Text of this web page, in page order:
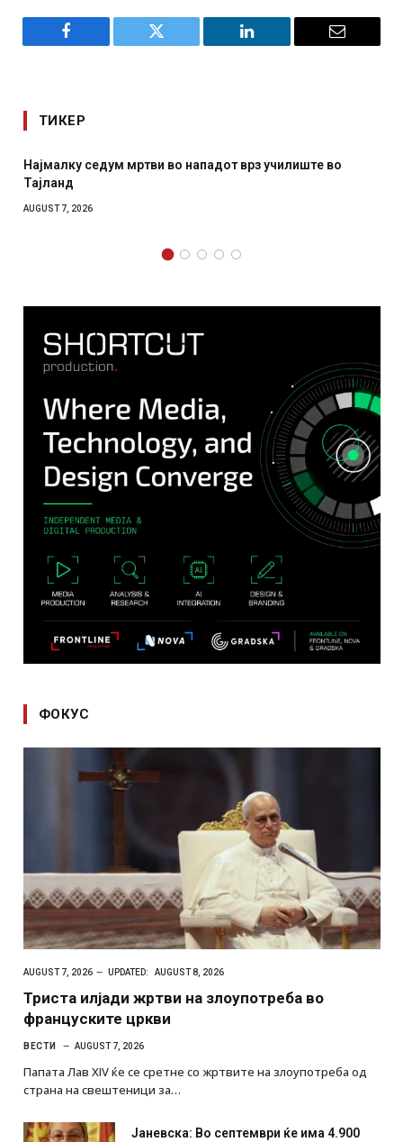
Facebook Twitter LinkedIn Email
ТИКЕР
во нападот врз училиште во
СОЗИС: Украинците
ФОКУС
AUGUST 7, 2026 UPDATED: AUGUST 8, 2026
Триста илјади жртви на злоупотреба во
француските цркви
ВЕСТИ AUGUST 7, 2026
Папата Лав XIV ќе се сретне со жртвите на злоупотреба од
страна на свештеници за…
Јаневска: Во септември ќе има 4.900